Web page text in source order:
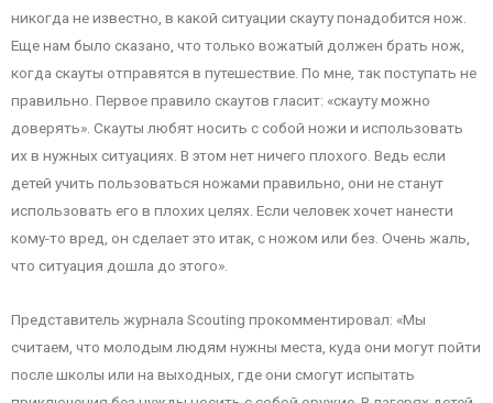
никогда не известно, в какой ситуации скауту понадобится нож.
Еще нам было сказано, что только вожатый должен брать нож,
когда скауты отправятся в путешествие. По мне, так поступать не
правильно. Первое правило скаутов гласит: «скауту можно
доверять». Скауты любят носить с собой ножи и использовать
их в нужных ситуациях. В этом нет ничего плохого. Ведь если
детей учить пользоваться ножами правильно, они не станут
использовать его в плохих целях. Если человек хочет нанести
кому-то вред, он сделает это итак, с ножом или без. Очень жаль,
что ситуация дошла до этого».
Представитель журнала Scouting прокомментировал: «Мы
считаем, что молодым людям нужны места, куда они могут пойти
после школы или на выходных, где они смогут испытать